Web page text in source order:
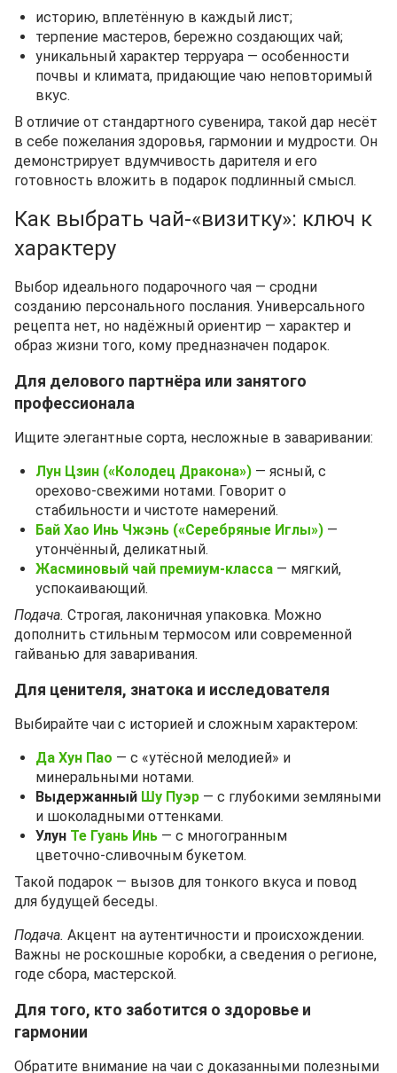
историю, вплетённую в каждый лист;
терпение мастеров, бережно создающих чай;
уникальный характер терруара — особенности
почвы и климата, придающие чаю неповторимый
вкус.
В отличие от стандартного сувенира, такой дар несёт
в себе пожелания здоровья, гармонии и мудрости. Он
демонстрирует вдумчивость дарителя и его
готовность вложить в подарок подлинный смысл.
Как выбрать чай-«визитку»: ключ к
характеру
Выбор идеального подарочного чая — сродни
созданию персонального послания. Универсального
рецепта нет, но надёжный ориентир — характер и
образ жизни того, кому предназначен подарок.
Для делового партнёра или занятого
профессионала
Ищите элегантные сорта, несложные в заваривании:
Лун Цзин («Колодец Дракона») — ясный, с
орехово‑свежими нотами. Говорит о
стабильности и чистоте намерений.
Бай Хао Инь Чжэнь («Серебряные Иглы») —
утончённый, деликатный.
Жасминовый чай премиум‑класса — мягкий,
успокаивающий.
Подача. Строгая, лаконичная упаковка. Можно
дополнить стильным термосом или современной
гайванью для заваривания.
Для ценителя, знатока и исследователя
Выбирайте чаи с историей и сложным характером:
Да Хун Пао — с «утёсной мелодией» и
минеральными нотами.
Выдержанный Шу Пуэр — с глубокими земляными
и шоколадными оттенками.
Улун Те Гуань Инь — с многогранным
цветочно‑сливочным букетом.
Такой подарок — вызов для тонкого вкуса и повод
для будущей беседы.
Подача. Акцент на аутентичности и происхождении.
Важны не роскошные коробки, а сведения о регионе,
годе сбора, мастерской.
Для того, кто заботится о здоровье и
гармонии
Обратите внимание на чаи с доказанными полезными